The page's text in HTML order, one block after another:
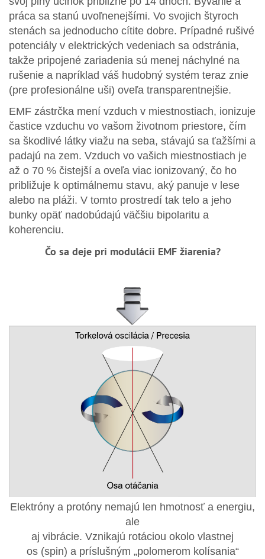
práca sa stanú uvoľnenejšími. Vo svojich štyroch
stenách sa jednoducho cítite dobre. Prípadné rušivé
potenciály v elektrických vedeniach sa odstránia,
takže pripojené zariadenia sú menej náchylné na
rušenie a napríklad váš hudobný systém teraz znie
(pre profesionálne uši) oveľa transparentnejšie.
EMF zástrčka mení vzduch v miestnostiach, ionizuje
častice vzduchu vo vašom životnom priestore, čím
sa škodlivé látky viažu na seba, stávajú sa ťažšími a
padajú na zem. Vzduch vo vašich miestnostiach je
až o 70 % čistejší a oveľa viac ionizovaný, čo ho
približuje k optimálnemu stavu, aký panuje v lese
alebo na pláži. V tomto prostredí tak telo a jeho
bunky opäť nadobúdajú väčšiu bipolaritu a
koherenciu.
Čo sa deje pri modulácii EMF žiarenia?
Elektróny a protóny nemajú len hmotnosť a energiu,
ale
aj vibrácie. Vznikajú rotáciou okolo vlastnej
os (spin) a príslušným „polomerom kolísania“